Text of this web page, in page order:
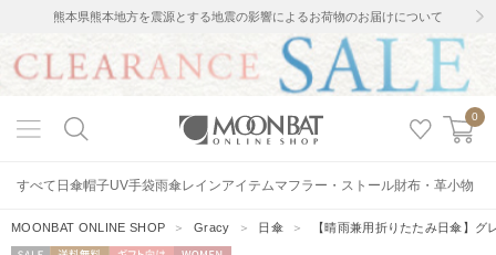
熊本県熊本地方を震源とする地震の影響によるお荷物のお届けについて
0
すべて 日傘帽子UV手袋雨傘レインアイテムマフラー・ストール財布・革小物
MOONBAT ONLINE SHOP ＞Gracy ＞ 日傘 ＞ 【晴雨兼用折りたたみ日傘】